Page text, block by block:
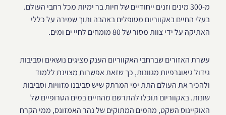
מ-300 מינים וזנים ייחודיים של חיות בר ימיות מכל רחבי העולם.
בעלי החיים באקווריום מטופלים באהבה ותוך שמירה על כללי
האתיקה על ידי צוות מסור של 80 מומחים לחיי ים ומים.
עשרת האזורים שברחבי האקווריום הענק מציגים נושאים וסביבות
גידול גיאוגרפיות מגוונות, כך שזאת אפשרות מצוינת ללמוד
ולהכיר את העולם התת ימי המרתק שיש סביבנו מזוויות וסביבות
שונות. באקווריום תוכלו להתרשם מהחיים במים הטרופיים של
האוקיינוס השקט, מהמים המתוקים של נהר האמזונס, ממי הקרח